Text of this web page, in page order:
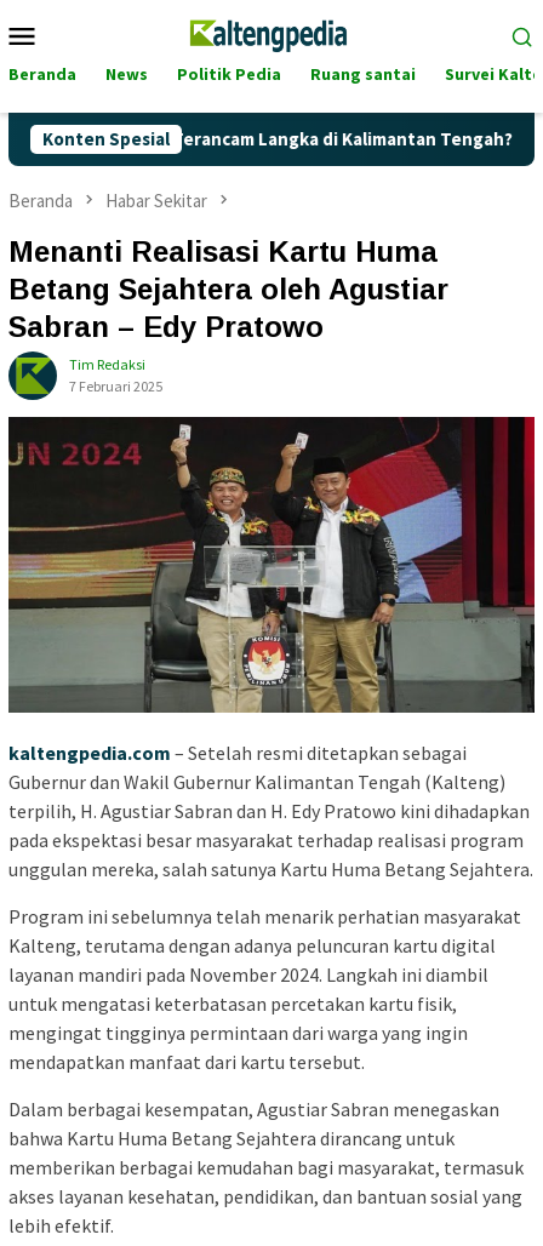
ke
Mobile
Beranda News Politik Pedia Ruang santai Survei
Konten Spesial
Terancam Langka di Kalimantan Tengah?
Beranda Habar Sekitar
Menanti Realisasi Kartu Huma
Betang Sejahtera oleh Agustiar
Sabran – Edy Pratowo
Tim Redaksi
7 Februari 2025
kaltengpedia.com – Setelah resmi ditetapkan sebagai
Gubernur dan Wakil Gubernur Kalimantan Tengah (Kalteng)
terpilih, H. Agustiar Sabran dan H. Edy Pratowo kini dihadapkan
pada ekspektasi besar masyarakat terhadap realisasi program
unggulan mereka, salah satunya Kartu Huma Betang Sejahtera.
Program ini sebelumnya telah menarik perhatian masyarakat
Kalteng, terutama dengan adanya peluncuran kartu digital
layanan mandiri pada November 2024. Langkah ini diambil
untuk mengatasi keterbatasan percetakan kartu fisik,
mengingat tingginya permintaan dari warga yang ingin
mendapatkan manfaat dari kartu tersebut.
Dalam berbagai kesempatan, Agustiar Sabran menegaskan
bahwa Kartu Huma Betang Sejahtera dirancang untuk
memberikan berbagai kemudahan bagi masyarakat, termasuk
akses layanan kesehatan, pendidikan, dan bantuan sosial yang
lebih efektif.